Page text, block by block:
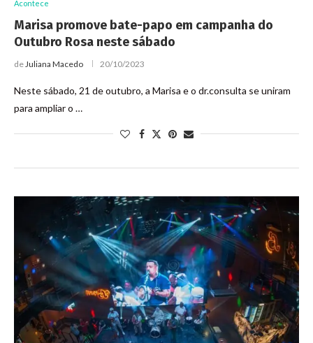
Acontece
Marisa promove bate-papo em campanha do
Outubro Rosa neste sábado
deJuliana Macedo 20/10/2023
Neste sábado, 21 de outubro, a Marisa e o dr.consulta se uniram
para ampliar o …